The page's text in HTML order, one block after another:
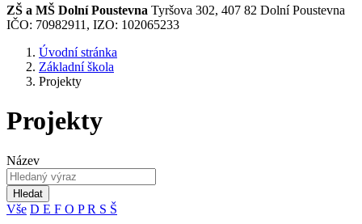
ZŠ a MŠ Dolní Poustevna Tyršova 302, 407 82 Dolní Poustevna
IČO: 70982911, IZO: 102065233
Úvodní stránka
Základní škola
Projekty
Projekty
Název
Hledat
Vše D E F O PR S Š